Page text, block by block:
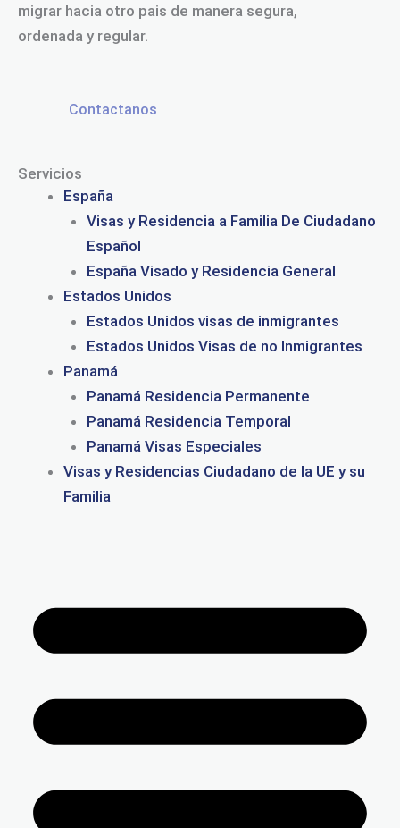
migrar hacia otro pais de manera segura,
ordenada y regular.
Contactanos
Contactanos
Servicios
España
Visas y Residencia a Familia De Ciudadano
Español
España Visado y Residencia General
Estados Unidos
Estados Unidos visas de inmigrantes
Estados Unidos Visas de no Inmigrantes
Panamá
Panamá Residencia Permanente
Panamá Residencia Temporal
Panamá Visas Especiales
Visas y Residencias Ciudadano de la UE y su
Familia